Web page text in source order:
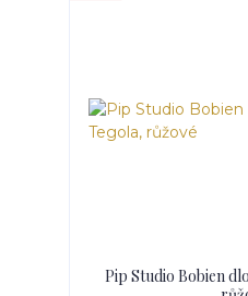
Pip Studio Bobien